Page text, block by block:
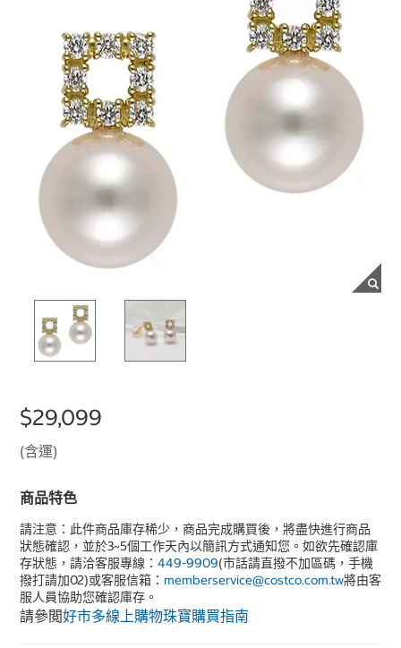
$29,099
(含運)
商品特色
請注意：此件商品庫存稀少，商品完成購買後，將盡快進行商品
狀態確認，並於3~5個工作天內以簡訊方式通知您。如欲先確認庫
存狀態，請洽客服專線： 449-9909(市話請直撥不加區碼，手機
撥打請加02)或客服信箱： memberservice@costco.com.tw將由客
服人員協助您確認庫存。
請參閲好市多線上購物珠寶購買指南